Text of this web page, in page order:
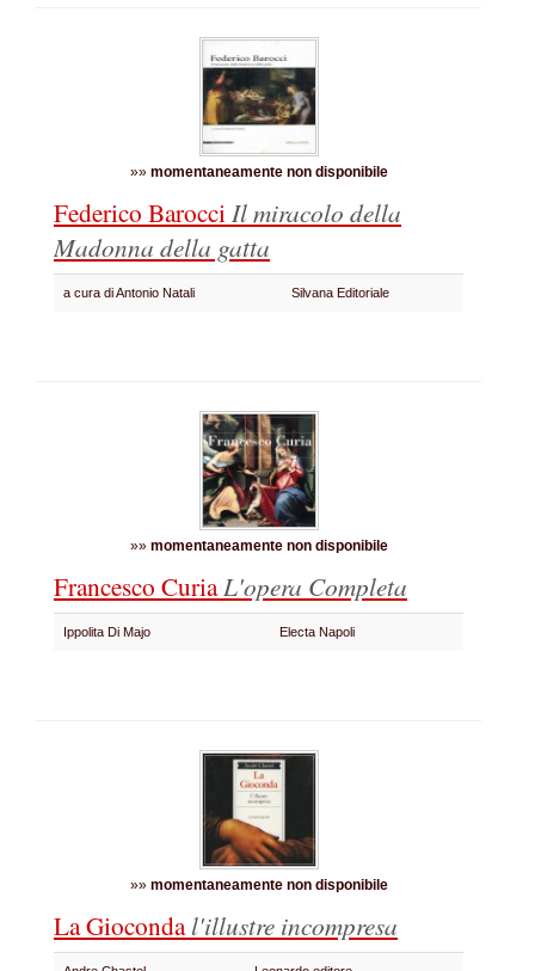
»» momentaneamente non disponibile
Federico BarocciIl miracolo della
Madonna della gatta
a cura di Antonio Natali Silvana Editoriale
»» momentaneamente non disponibile
Francesco CuriaL'opera Completa
Ippolita Di Majo Electa Napoli
»» momentaneamente non disponibile
La Giocondal'illustre incompresa